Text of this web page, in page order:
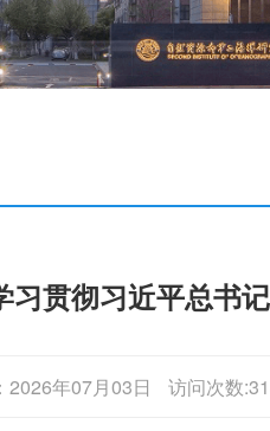
习贯彻习近平总书
2026年07月03日 访问次数